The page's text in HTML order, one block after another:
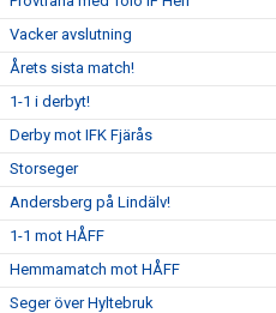
Vacker avslutning
Årets sista match!
1-1 i derbyt!
Derby mot IFK Fjärås
Storseger
Andersberg på Lindälv!
1-1 mot HÅFF
Hemmamatch mot HÅFF
Seger över Hyltebruk